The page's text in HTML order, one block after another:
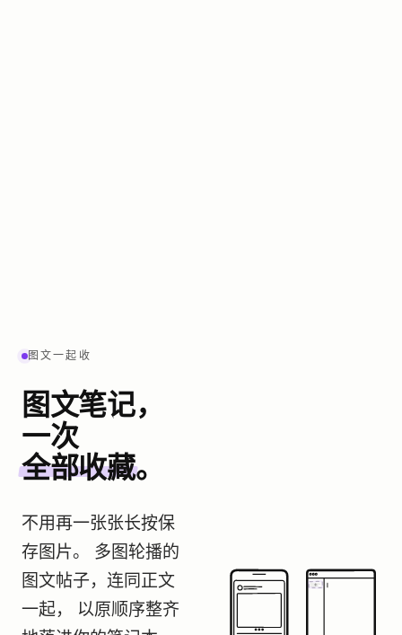
图文一起收
图文笔记，
一次
全部收藏。
不用再一张张长按保
存图片。 多图轮播的
图文帖子，连同正文
一起， 以原顺序整齐